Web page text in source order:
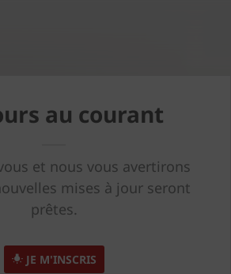
au courant
et nous vous avertirons
mises à jour seront
prêtes.
JE M'INSCRIS